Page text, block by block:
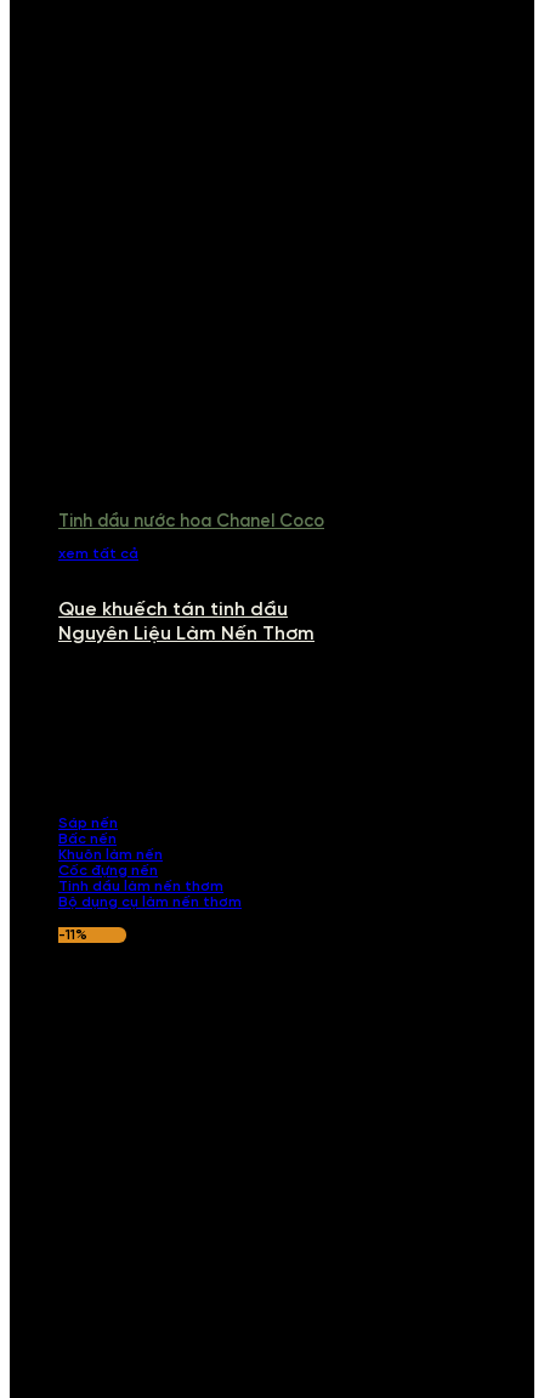
Tinh dầu nước hoa Chanel Coco
xem tất cả
Que khuếch tán tinh dầu
Nguyên Liệu Làm Nến Thơm
Sáp nến
Bấc nến
Khuôn làm nến
Cốc đựng nến
Tinh dầu làm nến thơm
Bộ dụng cụ làm nến thơm
-11%